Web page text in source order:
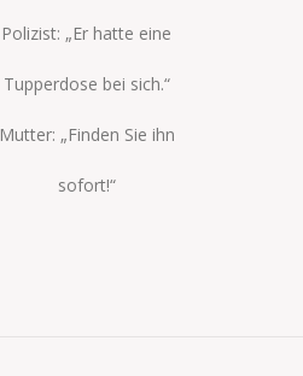
Polizist: „Er hatte eine
Tupperdose bei sich.“
Mutter: „Finden Sie ihn
sofort!“